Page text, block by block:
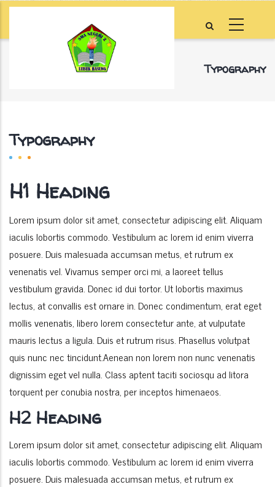
Skip
main
Typography
Typography
H1 Heading
Lorem ipsum dolor sit amet, consectetur adipiscing elit. Aliquam
iaculis lobortis commodo. Vestibulum ac lorem id enim viverra
posuere. Duis malesuada accumsan metus, et rutrum ex
venenatis vel. Vivamus semper orci mi, a laoreet tellus
vestibulum gravida. Donec id dui tortor. Ut lobortis maximus
lectus, at convallis est ornare in. Donec condimentum, erat eget
mollis venenatis, libero lorem consectetur ante, at vulputate
mauris lectus a ligula. Duis et rutrum risus. Phasellus volutpat
quis nunc nec tincidunt.Aenean non lorem non nunc venenatis
dignissim eget vel nulla. Class aptent taciti sociosqu ad litora
torquent per conubia nostra, per inceptos himenaeos.
H2 Heading
Lorem ipsum dolor sit amet, consectetur adipiscing elit. Aliquam
iaculis lobortis commodo. Vestibulum ac lorem id enim viverra
posuere. Duis malesuada accumsan metus, et rutrum ex